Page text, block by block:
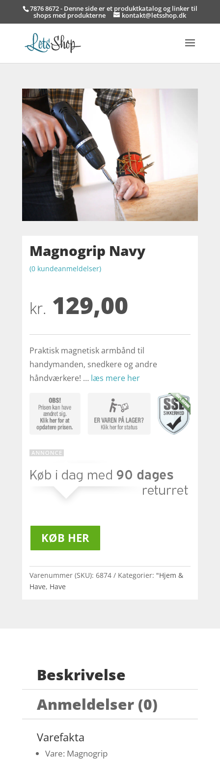
7876 8672 - Denne side er et produktkatalog og linker til
shops med produkterne kontakt@letsshop.dk
Magnogrip Navy
(0kundeanmeldelser)
kr. 129,00
Praktisk magnetisk armbånd til
handymanden, snedkere og andre
håndværkere! … læs mere her
KØB HER
Varenummer (SKU): 6874 Kategorier: "Hjem &
Have, Have
Beskrivelse
Anmeldelser (0)
Varefakta
Vare: Magnogrip